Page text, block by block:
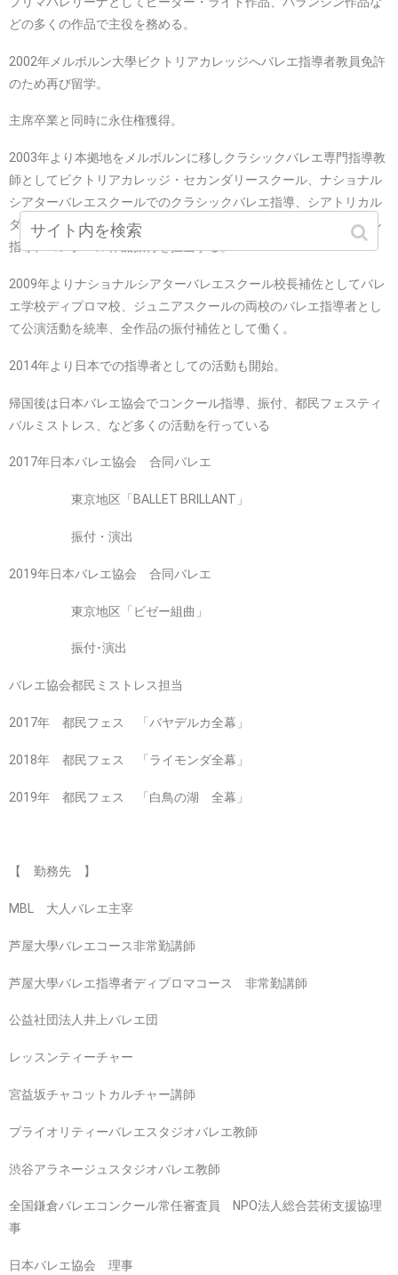
どの多くの作品で主役を務める。
2002年メルボルン大學ビクトリアカレッジへバレエ指導者教員免許
のため再び留学。
主席卒業と同時に永住権獲得。
2003年より本拠地をメルボルンに移しクラシックバレエ専門指導教
師としてビクトリアカレッジ・セカンダリースクール、ナショナル
シアターバレエスクールでのクラシックバレエ指導、シアトリカル
ダンススクール・PSA（芸能・映像プロダクション）のコンクール
指導、コンクール作品振付を担当する。
2009年よりナショナルシアターバレエスクール校長補佐としてバレ
エ学校ディプロマ校、ジュニアスクールの両校のバレエ指導者とし
て公演活動を統率、全作品の振付補佐として働く。
2014年より日本での指導者としての活動も開始。
帰国後は日本バレエ協会でコンクール指導、振付、都民フェスティ
バルミストレス、など多くの活動を行っている
2017年日本バレエ協会 合同バレエ
東京地区「BALLET BRILLANT」
振付・演出
2019年日本バレエ協会 合同バレエ
東京地区「ビゼー組曲」
振付･演出
バレエ協会都民ミストレス担当
2017年 都民フェス 「バヤデルカ全幕」
2018年 都民フェス 「ライモンダ全幕」
2019年 都民フェス 「白鳥の湖 全幕」
【 勤務先 】
MBL 大人バレエ主宰
芦屋大學バレエコース非常勤講師
芦屋大學バレエ指導者ディプロマコース 非常勤講師
公益社団法人井上バレエ団
レッスンティーチャー
宮益坂チャコットカルチャー講師
プライオリティーバレエスタジオバレエ教師
渋谷アラネージュスタジオバレエ教師
全国鎌倉バレエコンクール常任審査員 NPO法人総合芸術支援協理
事
日本バレエ協会 理事